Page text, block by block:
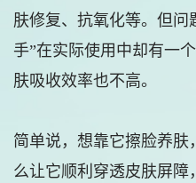
肤修复、抗氧化等。但问
手”在实际使用中却有一
肤吸收效率也不高。
简单说，想靠它擦脸养肤
么让它顺利穿透皮肤屏障